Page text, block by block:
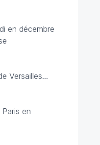
en décembre
Versailles...
en